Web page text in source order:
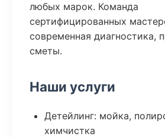
любых марок. Команда
сертифицированных
современная диагностика,
сметы.
Наши услуги
Детейлинг: мойка,
химчистка